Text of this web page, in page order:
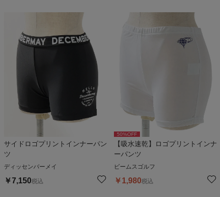
サイドロゴプリントインナーパン
ツ
ディッセンバーメイ
￥7,150税込
50%OFF
【吸水速乾】ロゴプリントインナ
ーパンツ
ビームスゴルフ
￥ 1,980税込